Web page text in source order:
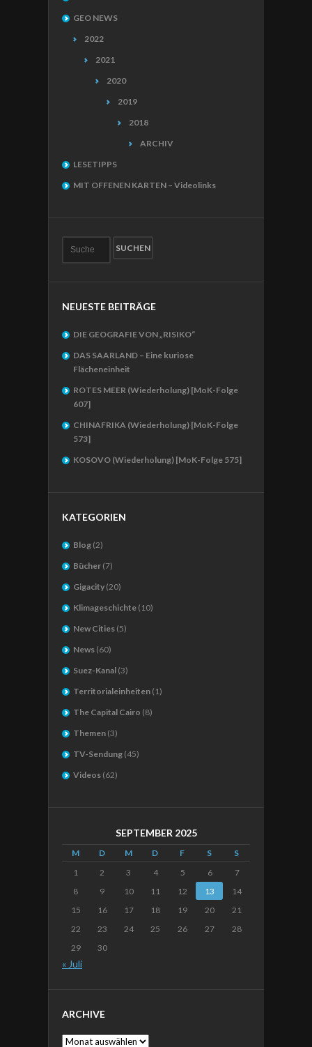
GEO NEWS
2022
2021
2020
2019
2018
ARCHIV
LESETIPPS
MIT OFFENEN KARTEN – Videolinks
NEUESTE BEITRÄGE
DIE GEOGRAFIE VON „RISIKO“
DAS SAARLAND – Eine kuriose
Flächeneinheit
ROTES MEER (Wiederholung) [MoK-Folge
607]
CHINAFRIKA (Wiederholung) [MoK-Folge
573]
KOSOVO (Wiederholung) [MoK-Folge 575]
KATEGORIEN
Blog (2)
Bücher (7)
Gigacity (20)
Klimageschichte (10)
New Cities (5)
News (60)
Suez-Kanal (3)
Territorialeinheiten (1)
The Capital Cairo (8)
Themen (3)
TV-Sendung (45)
Videos (62)
SEPTEMBER 2025
M D M D F S
S
1
2 3 4 5 6
7
8
9 10 11 12 13
14
15
16 17 18 19 20
21
22
23 24 25 26 27
28
29
30
« Juli
ARCHIVE
Archive